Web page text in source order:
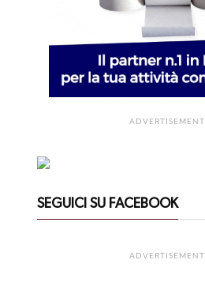
ADVERTISEMENT
SEGUICI SU FACEBOOK
ADVERTISEMENT